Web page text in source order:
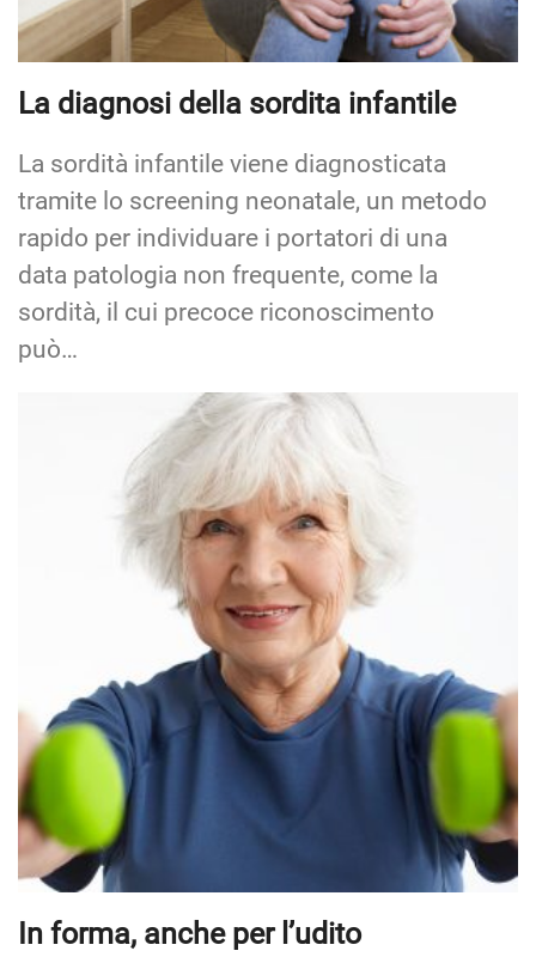
La diagnosi della sordita infantile
La sordità infantile viene diagnosticata
tramite lo screening neonatale, un metodo
rapido per individuare i portatori di una
data patologia non frequente, come la
sordità, il cui precoce riconoscimento
può…
In forma, anche per l’udito